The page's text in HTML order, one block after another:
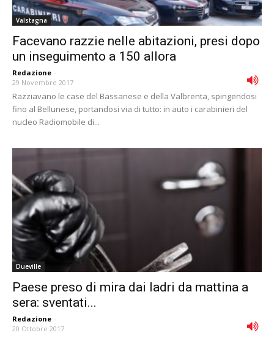
Valstagna
Facevano razzie nelle abitazioni, presi dopo
un inseguimento a 150 allora
Redazione -
29 Novembre 2017
Razziavano le case del Bassanese e della Valbrenta, spingendosi
fino al Bellunese, portandosi via di tutto: in auto i carabinieri del
nucleo Radiomobile di...
Dueville
Paese preso di mira dai ladri da mattina a
sera: sventati...
Redazione -
20 Ottobre 2017